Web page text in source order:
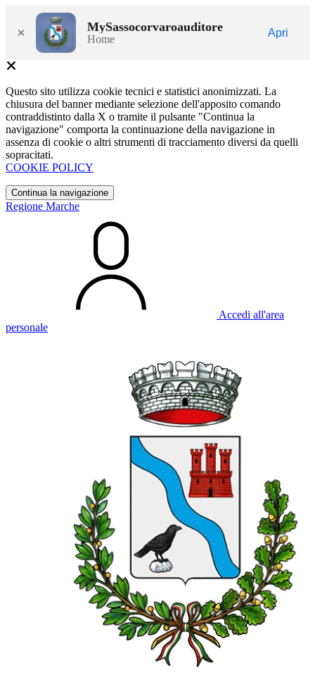
× MySassocorvaroauditore
Home
Apri
Questo sito utilizza cookie tecnici e statistici anonimizzati. La
chiusura del banner mediante selezione dell'apposito comando
contraddistinto dalla X o tramite il pulsante "Continua la
navigazione" comporta la continuazione della navigazione in
assenza di cookie o altri strumenti di tracciamento diversi da quelli
sopracitati.
COOKIE POLICY
Continua la navigazione
Regione Marche
Accedi all'area
personale